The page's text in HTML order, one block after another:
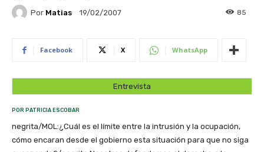
Por Matias 19/02/2007 85
Facebook X WhatsApp
Entrevista
POR PATRICIA ESCOBAR
negrita/MOL:¿Cuál es el límite entre la intrusión y la ocupación,
cómo encaran desde el gobierno esta situación para que no siga